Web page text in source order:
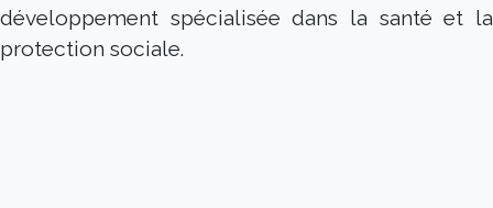
développement spécialisée dans la santé et la
protection sociale.